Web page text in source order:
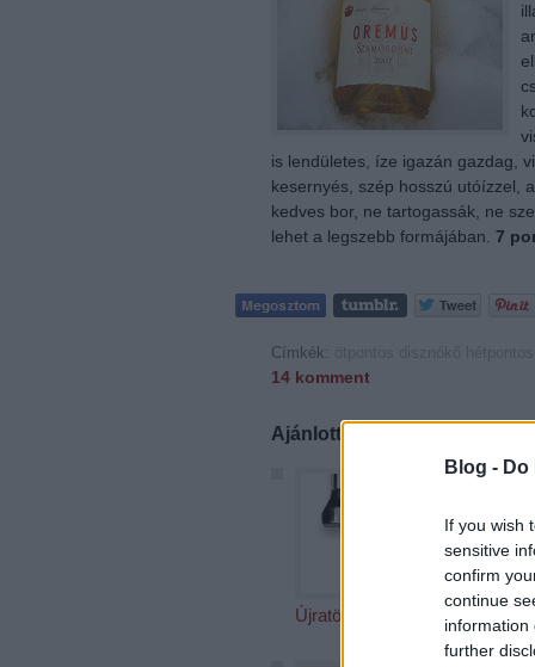
Blog -
If you wish
sensitive
confirm
continue
information
further
is lendületes, íze igazán gazdag,
kesernyés, szép hosszú utóízzel,
kedves bor, ne tartogassák, ne
lehet a legszebb formájában. 7
Címkék:
14 komment
Ajánlott bejegyzések:
Újratöltve